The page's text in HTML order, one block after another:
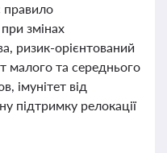
правило
змінах
ризик-орієнтований
малого та середнього
імунітет від
підтримку релокації